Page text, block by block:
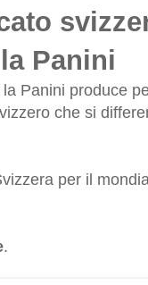
Panini
Panini produce
che si
per il
.